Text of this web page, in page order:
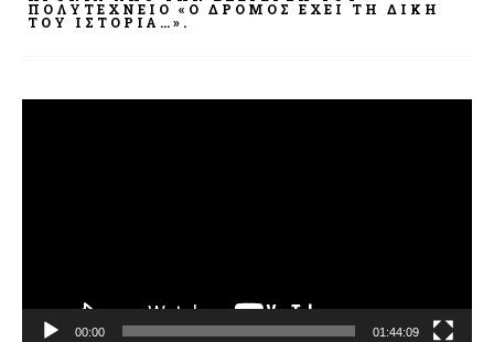
ΠΟΛΥΤΕΧΝΕΊΟ «Ο ΔΡΌΜΟΣ ΈΧΕΙ ΤΗ ΔΙΚΉ
ΤΟΥ ΙΣΤΟΡΊΑ…».
00:00 01:44:09